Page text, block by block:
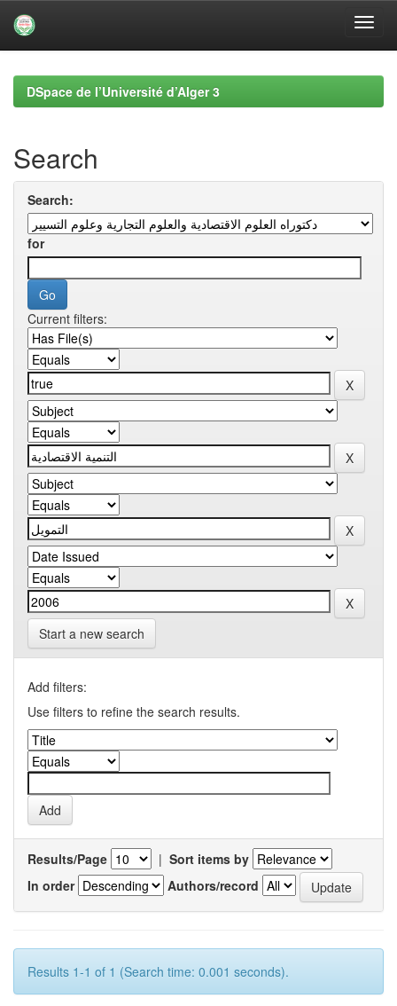
navigationDSpace de l’Université d’Alger 3
Search
Search:
for
Current filters:
Start a new search
Add filters:
Use filters to refine the search results.
Results/Page | Sort items by
In order
Authors/record
Results 1-1 of 1 (Search time: 0.001 seconds).